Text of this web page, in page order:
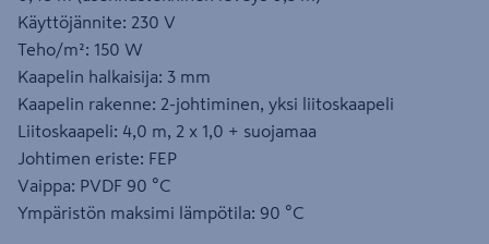
Käyttöjännite: 230 V
Teho/m²: 150 W
Kaapelin halkaisija: 3 mm
Kaapelin rakenne: 2-johtiminen, yksi liitoskaapeli
Liitoskaapeli: 4,0 m, 2 x 1,0 + suojamaa
Johtimen eriste: FEP
Vaippa: PVDF 90 °C
Ympäristön maksimi lämpötila: 90 °C